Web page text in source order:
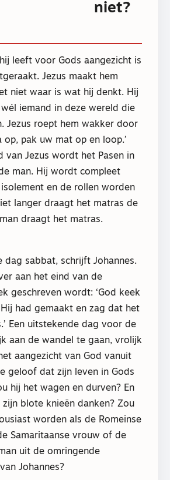
niet?
leeft voor Gods aangezicht is
Jezus maakt hem
niet waar is wat hij denkt. Hij
iemand in deze wereld die
Jezus roept hem wakker door
op, pak uw mat op en loop.’
van Jezus wordt het Pasen in
man. Hij wordt compleet
en de rollen worden
langer draagt het matras de
draagt het matras.
dag sabbat, schrijft Johannes.
aan het eind van de
geschreven wordt: ‘God keek
had gemaakt en zag dat het
Een uitstekende dag voor de
aan de wandel te gaan, vrolijk
aangezicht van God vanuit
geloof dat zijn leven in Gods
hij het wagen en durven? En
blote knieën danken? Zou
worden als de Romeinse
Samaritaanse vrouw of de
uit de omringende
Johannes?